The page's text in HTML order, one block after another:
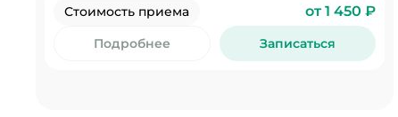
Стоимость приема от 1 450 ₽
Подробнее Записаться